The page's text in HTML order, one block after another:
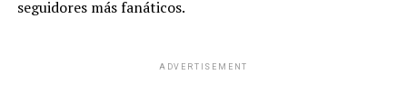
seguidores más fanáticos.
ADVERTISEMENT